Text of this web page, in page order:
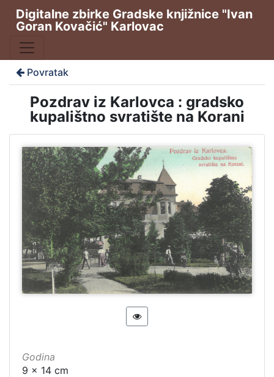
Digitalne zbirke Gradske knjižnice "Ivan
Goran Kovačić" Karlovac
Povratak
Pozdrav iz Karlovca : gradsko
kupalištno svratište na Korani
Godina
9 x 14 cm